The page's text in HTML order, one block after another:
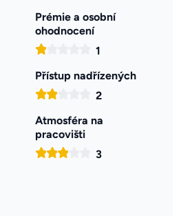
Prémie a osobní
ohodnocení
1
Přístup nadřízených
2
Atmosféra na
pracovišti
3